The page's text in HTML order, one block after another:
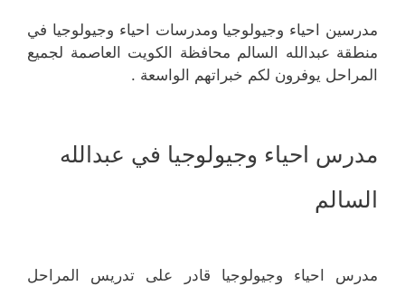
مدرسين احياء وجيولوجيا ومدرسات احياء وجيولوجيا في
منطقة عبدالله السالم محافظة الكويت العاصمة لجميع
المراحل يوفرون لكم خبراتهم الواسعة .
مدرس احياء وجيولوجيا في عبدالله
السالم
مدرس احياء وجيولوجيا قادر على تدريس المراحل